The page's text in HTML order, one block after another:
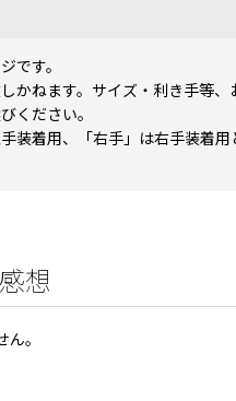
です。
かねます。サイズ・利き手等、
ください。
手装着用、「右手」は右手装着用
想
。